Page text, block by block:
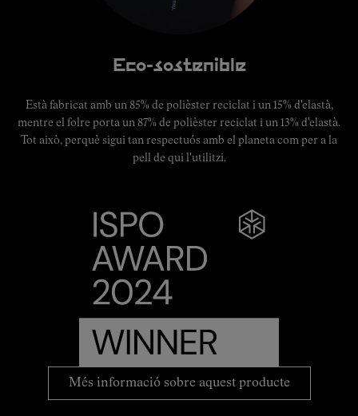
Eco-sostenible
Està fabricat amb un 85% de polièster reciclat i un 15% d'elastà,
mentre el folre porta un 87% de polièster reciclat i un 13% d'elastà.
Tot això, perquè sigui tan respectuós amb el planeta com per a la
pell de qui l'utilitzi.
Més informació sobre aquest producte